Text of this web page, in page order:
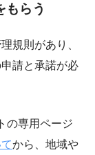
もらう
規則があり、
請と承諾が必
の専用ページ
から、地域や